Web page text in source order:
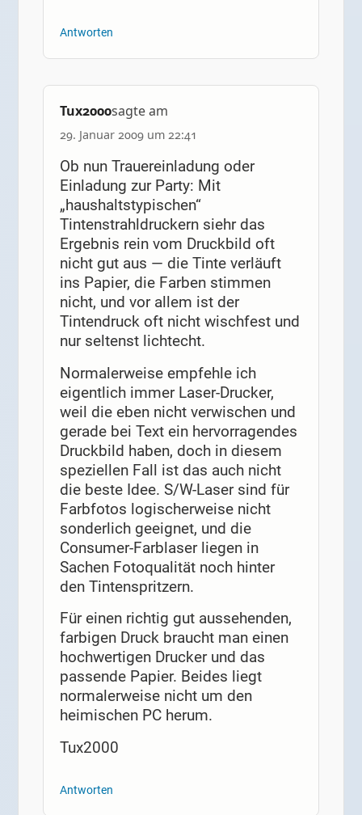
Antworten
Tux2000sagte am
29. Januar 2009 um 22:41
Ob nun Trauereinladung oder
Einladung zur Party: Mit
„haushaltstypischen“
Tintenstrahldruckern siehr das
Ergebnis rein vom Druckbild oft
nicht gut aus — die Tinte verläuft
ins Papier, die Farben stimmen
nicht, und vor allem ist der
Tintendruck oft nicht wischfest und
nur seltenst lichtecht.
Normalerweise empfehle ich
eigentlich immer Laser-Drucker,
weil die eben nicht verwischen und
gerade bei Text ein hervorragendes
Druckbild haben, doch in diesem
speziellen Fall ist das auch nicht
die beste Idee. S/W-Laser sind für
Farbfotos logischerweise nicht
sonderlich geeignet, und die
Consumer-Farblaser liegen in
Sachen Fotoqualität noch hinter
den Tintenspritzern.
Für einen richtig gut aussehenden,
farbigen Druck braucht man einen
hochwertigen Drucker und das
passende Papier. Beides liegt
normalerweise nicht um den
heimischen PC herum.
Tux2000
Antworten